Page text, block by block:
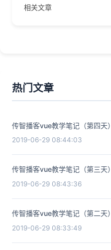
相关文章
热门文章
传智播客vue教学笔记（第四天）
2019-06-29 08:44:03
传智播客vue教学笔记（第三天）
2019-06-29 08:43:36
传智播客vue教学笔记（第二天）
2019-06-29 08:33:49